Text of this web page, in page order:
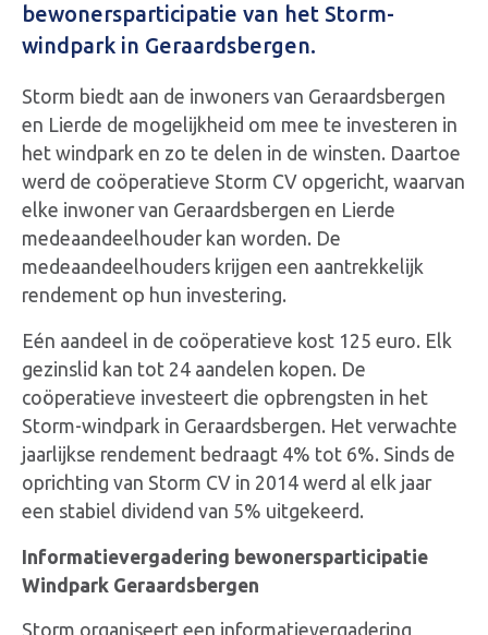
bewonersparticipatie van het Storm-
windpark in Geraardsbergen.
Storm biedt aan de inwoners van Geraardsbergen
en Lierde de mogelijkheid om mee te investeren in
het windpark en zo te delen in de winsten. Daartoe
werd de coöperatieve Storm CV opgericht, waarvan
elke inwoner van Geraardsbergen en Lierde
medeaandeelhouder kan worden. De
medeaandeelhouders krijgen een aantrekkelijk
rendement op hun investering.
Eén aandeel in de coöperatieve kost 125 euro. Elk
gezinslid kan tot 24 aandelen kopen. De
coöperatieve investeert die opbrengsten in het
Storm-windpark in Geraardsbergen. Het verwachte
jaarlijkse rendement bedraagt 4% tot 6%. Sinds de
oprichting van Storm CV in 2014 werd al elk jaar
een stabiel dividend van 5% uitgekeerd.
Informatievergadering bewonersparticipatie
Windpark Geraardsbergen
Storm organiseert een informatievergadering